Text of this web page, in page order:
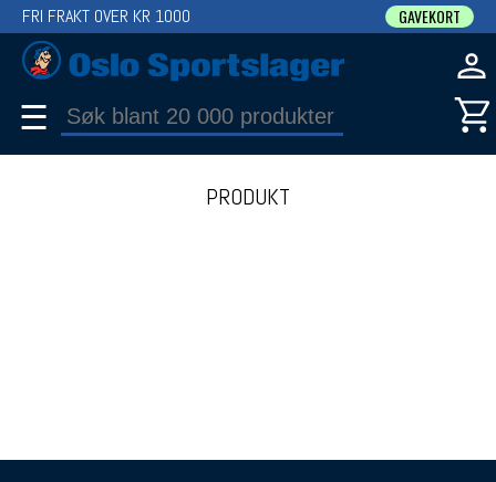
FRI FRAKT OVER KR 1000 GAVEKORT
☰
PRODUKT